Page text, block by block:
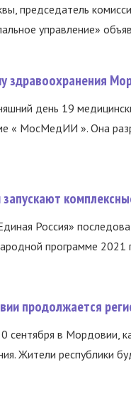
председатель
управление»
здравоохранения
день 19
« МосМедИИ ». Она
запускают
Россия»
программе 2021
продолжается
сентября в Мордовии,
Жители республики